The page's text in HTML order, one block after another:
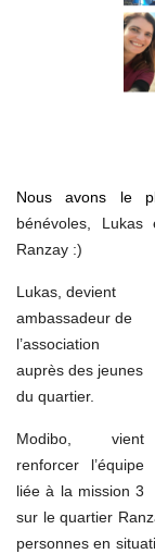
Nous avons le
bénévoles,
Ranzay :)
Lukas, devient
ambassadeur de
l’association
auprès des jeunes
du quartier.
Modibo, vient
renforcer l’équipe
liée à la mission 3
sur le quartier
personnes en